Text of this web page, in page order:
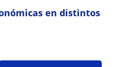
en distintos